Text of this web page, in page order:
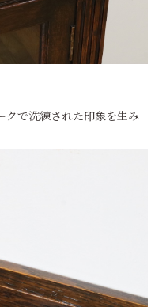
クで洗練された印象を生み